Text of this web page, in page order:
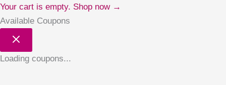
Your cart is empty. Shop now →
Available Coupons
Loading coupons...